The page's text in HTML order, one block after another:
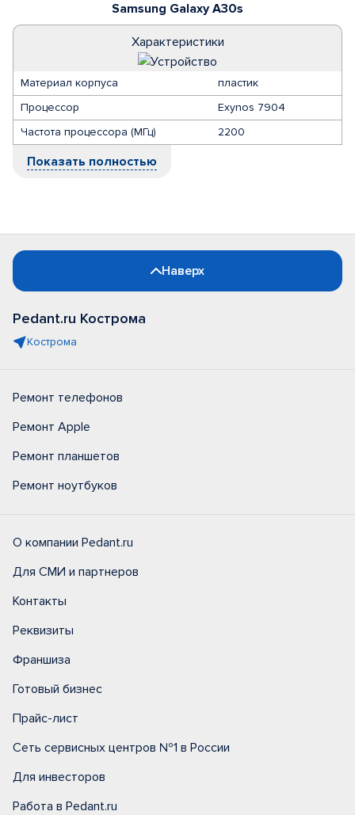
Samsung Galaxy A30s
Характеристики
Материал корпуса
пластик
Процессор
Exynos 7904
Частота процессора (МГц)
2200
Показать полностью
Наверх
Pedant.ru Кострома
Кострома
Ремонт телефонов
Ремонт Apple
Ремонт планшетов
Ремонт ноутбуков
О компании Pedant.ru
Для СМИ и партнеров
Контакты
Реквизиты
Франшиза
Готовый бизнес
Прайс-лист
Сеть сервисных центров №1 в России
Для инвесторов
Работа в Pedant.ru